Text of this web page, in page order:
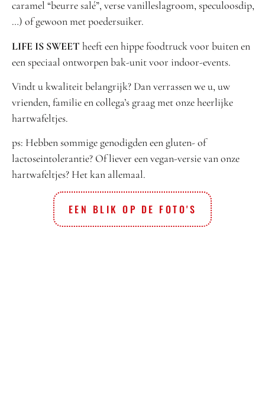
caramel “beurre salé”, verse vanilleslagroom, speculoosdip,
…) of gewoon met poedersuiker.
LIFE IS SWEET heeft een hippe foodtruck voor buiten en
een speciaal ontworpen bak-unit voor indoor-events.
Vindt u kwaliteit belangrijk? Dan verrassen we u, uw
vrienden, familie en collega’s graag met onze heerlijke
hartwafeltjes.
ps: Hebben sommige genodigden een gluten- of
lactoseintolerantie? Of liever een vegan-versie van onze
hartwafeltjes? Het kan allemaal.
EEN BLIK OP DE FOTO'S